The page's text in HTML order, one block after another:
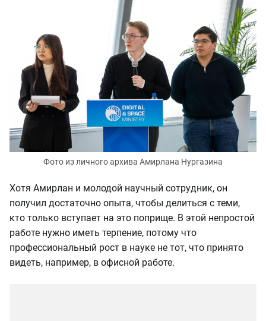
Фото из личного архива Амирлана Нургазина
Хотя Амирлан и молодой научный сотрудник, он
получил достаточно опыта, чтобы делиться с теми,
кто только вступает на это поприще. В этой непростой
работе нужно иметь терпение, потому что
профессиональный рост в науке не тот, что принято
видеть, например, в офисной работе.